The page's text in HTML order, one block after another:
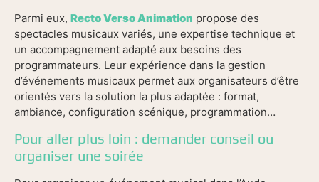
Parmi eux, Recto Verso Animation propose des
spectacles musicaux variés, une expertise technique et
un accompagnement adapté aux besoins des
programmateurs. Leur expérience dans la gestion
d’événements musicaux permet aux organisateurs d’être
orientés vers la solution la plus adaptée : format,
ambiance, configuration scénique, programmation…
Pour aller plus loin : demander conseil ou
organiser une soirée